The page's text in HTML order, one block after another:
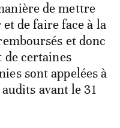
de mettre
de faire face à la
et donc
de certaines
sont appelées à
avant le 31